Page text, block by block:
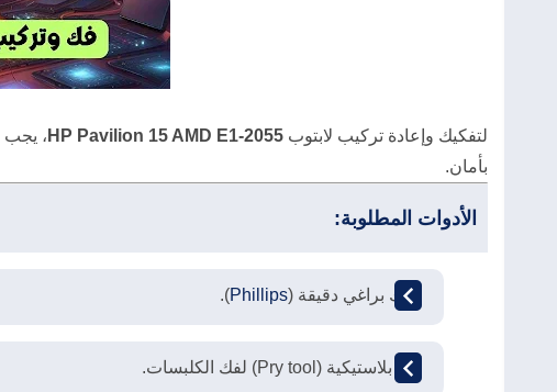
لتفكيك وإعادة تركيب لابتوب HP Pavilion 15 AMD E1-2055 ، يجب
بأمان.
الأدوات المطلوبة:
مفك براغي دقيقة (Phillips
).
أداة بلاستيكية (Pry tool) لفك الكلبسات.